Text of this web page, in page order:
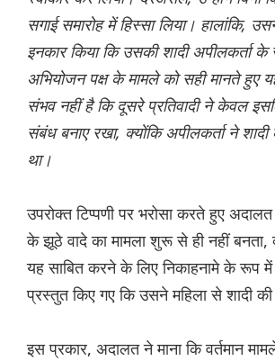
सगाई समारोह में हिस्सा लिया। हालांकि,
इनकार किया कि उसकी शादी अपीलकर्ता
अभियोजन पक्ष के मामले को सही मानते हुए
संभव नहीं है कि दूसरे प्रतिवादी ने केवल
संबंध बनाए रखा, क्योंकि अपीलकर्ता ने शादी
था।
उपरोक्त टिप्पणी पर भरोसा करते हुए
के झूठे वादे का मामला शुरू से ही नहीं बनता,
यह साबित करने के लिए निकाहनामे के रूप में
प्रस्तुत किए गए कि उसने महिला से शादी
इस प्रकार, अदालत ने माना कि वर्तमान